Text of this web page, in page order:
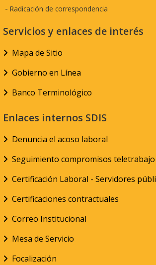
- Radicación de correspondencia
Servicios y enlaces de interés
Mapa de Sitio
Gobierno en Línea
Banco Terminológico
Enlaces internos SDIS
Denuncia el acoso laboral
Seguimiento compromisos teletrabajo
Certificación Laboral - Servidores
Certificaciones contractuales
Correo Institucional
Mesa de Servicio
Focalización